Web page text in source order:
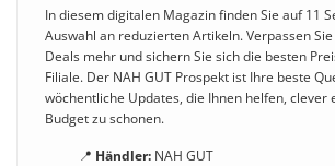
In diesem digitalen Magazin finden Sie auf 11
Auswahl an reduzierten Artikeln. Verpassen
Deals mehr und sichern Sie sich die besten
Filiale. Der NAH GUT Prospekt ist Ihre beste
wöchentliche Updates, die Ihnen helfen, clever
Budget zu schonen.
📍 Händler:NAH GUT